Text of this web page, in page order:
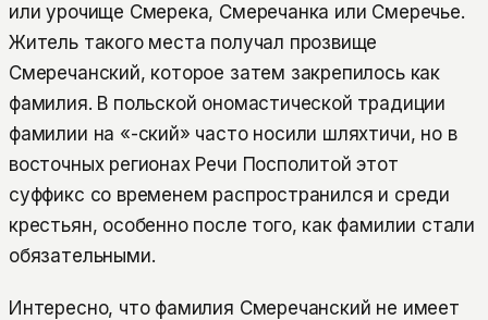
или урочище Смерека, Смеречанка или Смеречье.
Житель такого места получал прозвище
Смеречанский, которое затем закрепилось как
фамилия. В польской ономастической традиции
фамилии на «-ский» часто носили шляхтичи, но в
восточных регионах Речи Посполитой этот
суффикс со временем распространился и среди
крестьян, особенно после того, как фамилии стали
обязательными.
Интересно, что фамилия Смеречанский не имеет